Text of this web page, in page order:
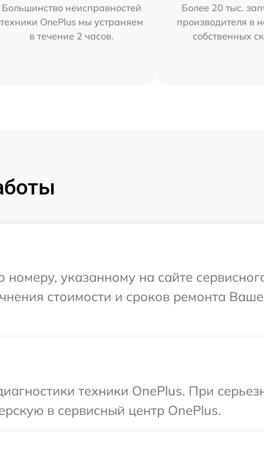
Большинство неисправностей
техники OnePlus мы устраняем
в течение 2 часов.
Более 20 тыс.
производителя в
собственных
указанному на сайте
стоимости и сроков ремонта
техники OnePlus. При
в сервисный центр OnePlus.